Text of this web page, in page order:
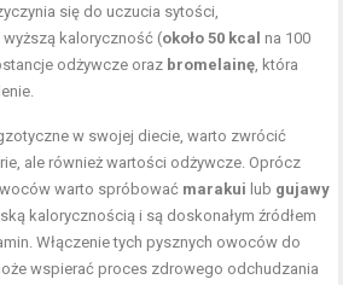
się do uczucia sytości,
wyższą kaloryczność (około 50 kcal na 100
odżywcze oraz bromelainę, która
w swojej diecie, warto zwrócić
ale również wartości odżywcze. Oprócz
warto spróbować marakui lub gujawy
kalorycznością i są doskonałym źródłem
Włączenie tych pysznych owoców do
wspierać proces zdrowego odchudzania